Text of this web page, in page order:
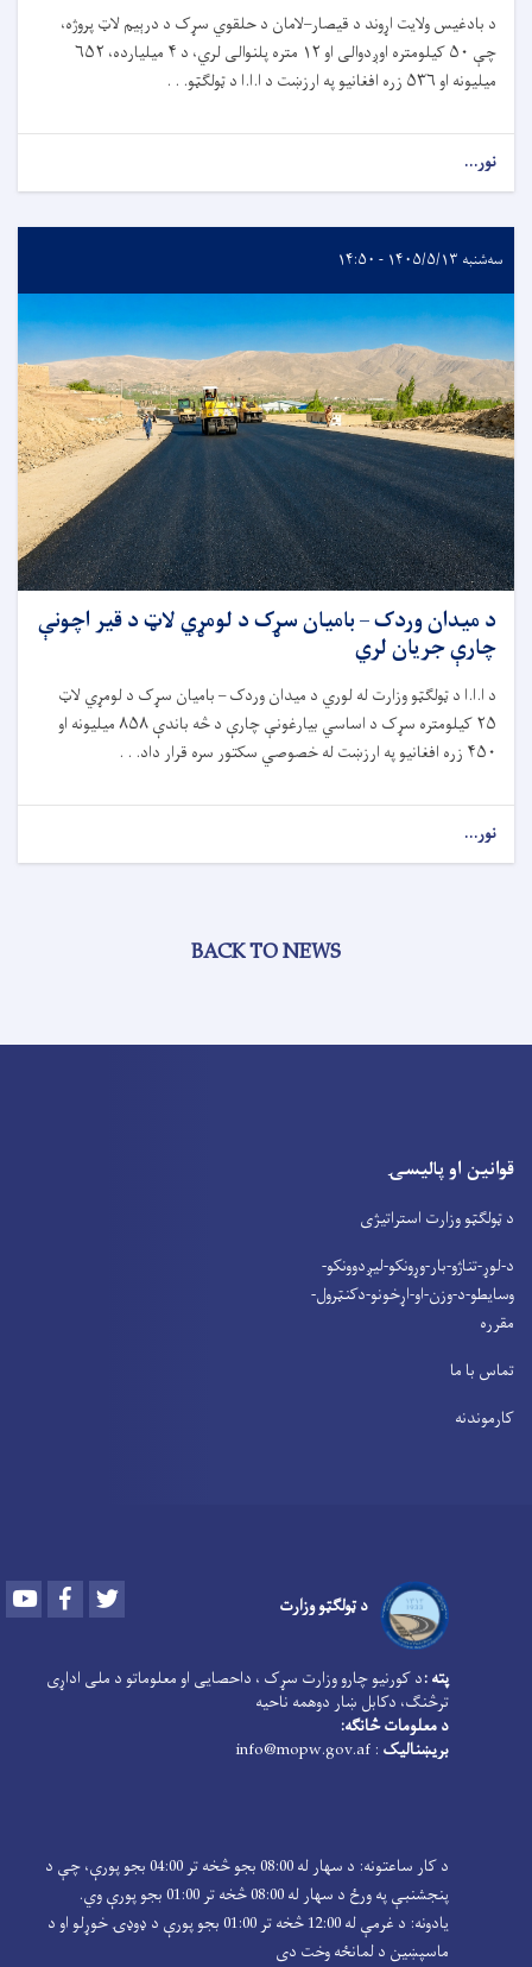
د بادغیس ولایت اړوند د قیصار–لامان د حلقوي سړک د درېیم لاټ پروژه،
چې ۵۰ کیلومتره اوږدوالی او ۱۲ متره پلنوالی لري، د ۴ میلیارده، ۶۵۲
میلیونه او ۵۳۶ زره افغانیو په ارزښت د ا.ا.ا د ټولګټو. . .
نور...
سه‌شنبه ۱۴۰۵/۵/۱۳ - ۱۴:۵۰
د میدان وردک – بامیان سړک د لومړي لاټ د قیر اچونې
چارې جریان لري
د ا.ا.ا د ټولګټو وزارت له لوري د میدان وردک – بامیان سړک د لومړي لاټ
۲۵کیلومتره سړک د اساسي بیارغونې چارې د څه باندې۸۵۸میلیونه او
۴۵۰ زره افغانیو په ارزښت له خصوصي سکتور سره قرار داد. . .
نور...
BACK TO NEWS
قوانین او پالیسۍ
د ټولګټو وزارت استراتیژی
د-لوړ-تناژو-بار-وړونکو-لیږدوونکو-
وسایطو-د-وزن-او-اړخونو-دکنټرول-
مقرره
تماس با ما
کارموندنه
د ټولګټو وزارت Youtube Facebook
پته :د کورنیو چارو وزارت سړک ، داحصایی او معلوماتو د ملی اداړی
ترڅنګ، دکابل ښار دوهمه ناحیه
د معلومات څانګه:
بریښنالیک : info@mopw.gov.af
د کار ساعتونه: د سهار له 08:00 بجو څخه تر 04:00 بجو پورې، چې د
پنجشنبې په ورځ د سهار له 08:00 څخه تر 01:00 بجو پورې وي.
یادونه: د غرمې له 12:00 څخه تر 01:00 بجو پورې د ډوډۍ خوړلو او د
ماسپښین د لمانځه وخت دی